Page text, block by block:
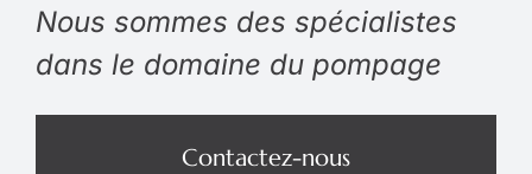
Nous sommes des spécialistes
dans le domaine du pompage
Contactez-nous